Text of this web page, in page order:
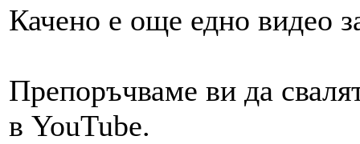
Качено е още едно видео
Препоръчваме ви да
в YouTube.